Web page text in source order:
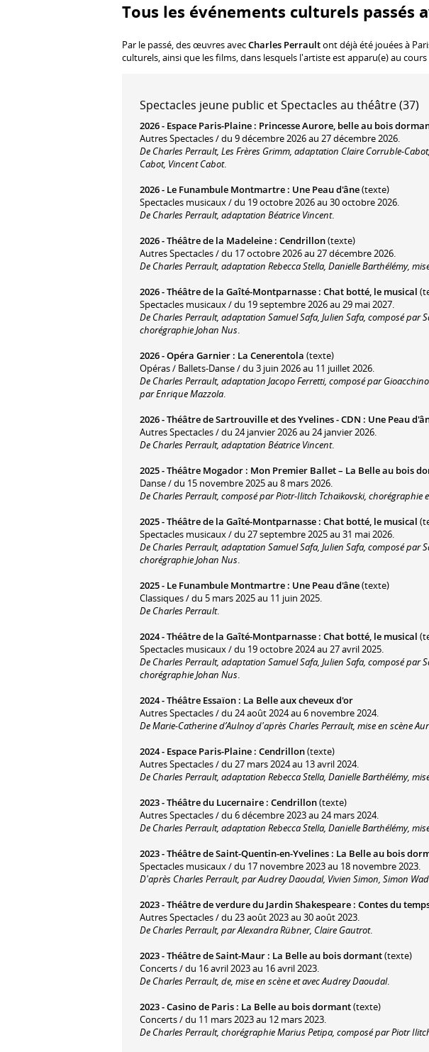
Tous les événements culturels passés
Par le passé, des œuvres avecCharles Perraultont déjà été jouées à
culturels, ainsi que les films, dans lesquels l'artiste est apparu(e) au
Spectacles jeune public et Spectacles au théâtre (37)
2026 - Espace Paris-Plaine : Princesse Aurore, belle au bois
Autres Spectacles / du 9 décembre 2026 au 27 décembre 2026.
De Charles Perrault, Les Frères Grimm, adaptation Claire Corruble-
Cabot, Vincent Cabot.
2026 - Le Funambule Montmartre : Une Peau d'âne(texte)
Spectacles musicaux / du 19 octobre 2026 au 30 octobre 2026.
De Charles Perrault, adaptation Béatrice Vincent.
2026 -Théâtre de la Madeleine : Cendrillon(texte)
Autres Spectacles / du 17 octobre 2026 au 27 décembre 2026.
De Charles Perrault, adaptation Rebecca Stella, Danielle Barthélémy,
2026 -Théâtre de la Gaîté-Montparnasse : Chat botté, le musical
Spectacles musicaux / du 19 septembre 2026 au 29 mai 2027.
De Charles Perrault, adaptation Samuel Safa, Julien Safa, composé par
chorégraphie Johan Nus.
2026 -Opéra Garnier : La Cenerentola (texte)
Opéras / Ballets-Danse / du 3 juin 2026 au 11 juillet 2026.
De Charles Perrault, adaptation Jacopo Ferretti, composé par
par Enrique Mazzola.
2026 -Théâtre de Sartrouville et des Yvelines - CDN : Une Peau
Autres Spectacles / du 24 janvier 2026 au 24 janvier 2026.
De Charles Perrault, adaptation Béatrice Vincent.
2025 -Théâtre Mogador : Mon Premier Ballet – La Belle au bois
Danse / du 15 novembre 2025 au 8 mars 2026.
De Charles Perrault, composé par Piotr-Ilitch Tchaïkovski, chorégraphie
2025 -Théâtre de la Gaîté-Montparnasse : Chat botté, le musical
Spectacles musicaux / du 27 septembre 2025 au 31 mai 2026.
De Charles Perrault, adaptation Samuel Safa, Julien Safa, composé par
chorégraphie Johan Nus.
2025 - Le Funambule Montmartre : Une Peau d'âne(texte)
Classiques / du 5 mars 2025 au 11 juin 2025.
De Charles Perrault.
2024 -Théâtre de la Gaîté-Montparnasse : Chat botté, le musical
Spectacles musicaux / du 19 octobre 2024 au 27 avril 2025.
De Charles Perrault, adaptation Samuel Safa, Julien Safa, composé par
chorégraphie Johan Nus.
2024 -Théâtre Essaïon : La Belle aux cheveux d'or
Autres Spectacles / du 24 août 2024 au 6 novembre 2024.
De Marie-Catherine d’Aulnoy d'après Charles Perrault, mise en scène
2024 - Espace Paris-Plaine : Cendrillon(texte)
Autres Spectacles / du 27 mars 2024 au 13 avril 2024.
De Charles Perrault, adaptation Rebecca Stella, Danielle Barthélémy,
2023 -Théâtre du Lucernaire : Cendrillon(texte)
Autres Spectacles / du 6 décembre 2023 au 24 mars 2024.
De Charles Perrault, adaptation Rebecca Stella, Danielle Barthélémy,
2023 -Théâtre de Saint-Quentin-en-Yvelines : La Belle au bois
Spectacles musicaux / du 17 novembre 2023 au 18 novembre 2023.
D'après Charles Perrault, par Audrey Daoudal, Vivien Simon, Simon
2023 -Théâtre de verdure du Jardin Shakespeare : Contes du
Autres Spectacles / du 23 août 2023 au 30 août 2023.
De Charles Perrault, par Alexandra Rübner, Claire Gautrot.
2023 -Théâtre de Saint-Maur : La Belle au bois dormant(texte)
Concerts / du 16 avril 2023 au 16 avril 2023.
De Charles Perrault, de, mise en scène et avec Audrey Daoudal.
2023 -Casino de Paris : La Belle au bois dormant(texte)
Concerts / du 11 mars 2023 au 12 mars 2023.
De Charles Perrault, chorégraphie Marius Petipa, composé par Piotr